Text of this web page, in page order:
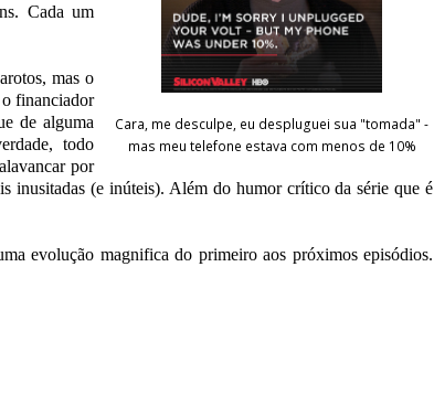
Cara, me desculpe, eu despluguei sua "tomada" -
mas meu telefone estava com menos de 10%
Cada um
mas o
financiador
de alguma
todo
por
inusitadas (e inúteis). Além do humor crítico da série que é
evolução magnifica do primeiro aos próximos episódios.